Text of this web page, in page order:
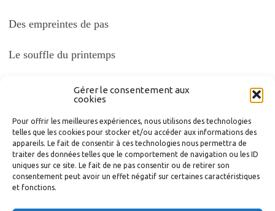
Gérer le consentement aux
cookies
Pour offrir les meilleures expériences, nous utilisons des technologies
telles que les cookies pour stocker et/ou accéder aux informations des
appareils. Le fait de consentir à ces technologies nous permettra de
traiter des données telles que le comportement de navigation ou les ID
uniques sur ce site. Le fait de ne pas consentir ou de retirer son
consentement peut avoir un effet négatif sur certaines caractéristiques
et fonctions.
Des empreintes de pas
Le souffle du printemps
Qui m’attends.
Atelier du 25 septembre 2018